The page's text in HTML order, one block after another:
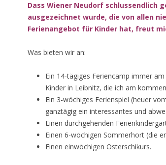
Dass Wiener Neudorf schlussendlich
ausgezeichnet wurde, die von allen
Ferienangebot für Kinder hat, freut
Was bieten wir an:
Ein 14-tägiges Feriencamp immer
Kinder in Leibnitz, die ich am
Ein 3-wöchiges Ferienspiel (heuer
ganztägig ein interessantes und
Einen durchgehenden
Einen 6-wöchigen Sommerhort (die
Einen einwöchigen Osterschikurs.